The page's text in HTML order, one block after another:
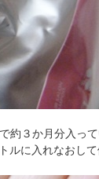
約３か月分入っ
に入れなおして